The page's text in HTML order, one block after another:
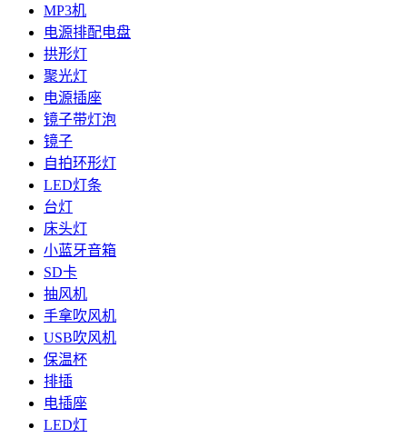
MP3机
电源排配电盘
拱形灯
聚光灯
电源插座
镜子带灯泡
镜子
自拍环形灯
LED灯条
台灯
床头灯
小蓝牙音箱
SD卡
抽风机
手拿吹风机
USB吹风机
保温杯
排插
电插座
LED灯